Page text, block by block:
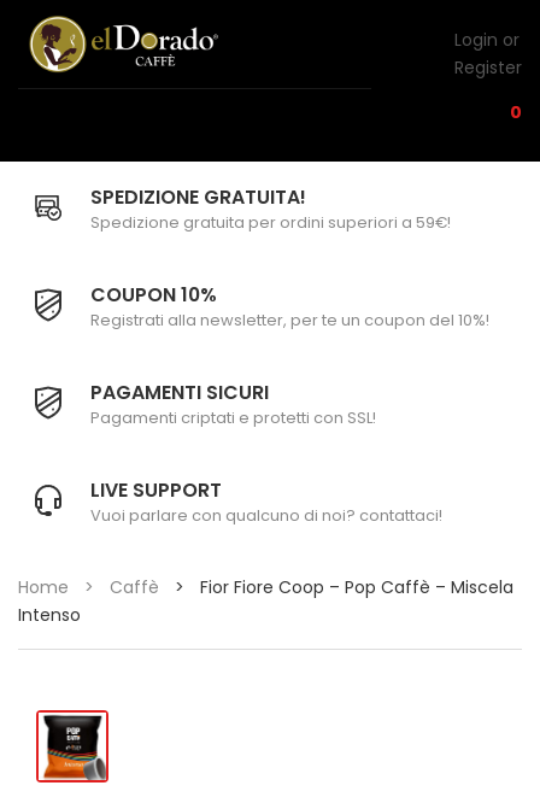
Login or
Register
0
SPEDIZIONE GRATUITA!
Spedizione gratuita per ordini superiori a 59€!
COUPON 10%
Registrati alla newsletter, per te un coupon del 10%!
PAGAMENTI SICURI
Pagamenti criptati e protetti con SSL!
LIVE SUPPORT
Vuoi parlare con qualcuno di noi? contattaci!
Home > Caffè >
Fior Fiore Coop – Pop Caffè – Miscela
Intenso